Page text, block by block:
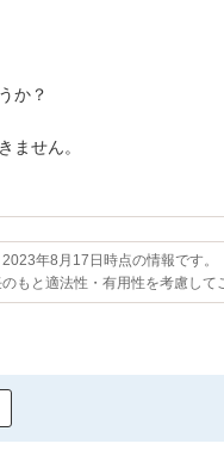
か？
ません。
年8月17日時点の情報です。
もと適法性・有用性を考慮して